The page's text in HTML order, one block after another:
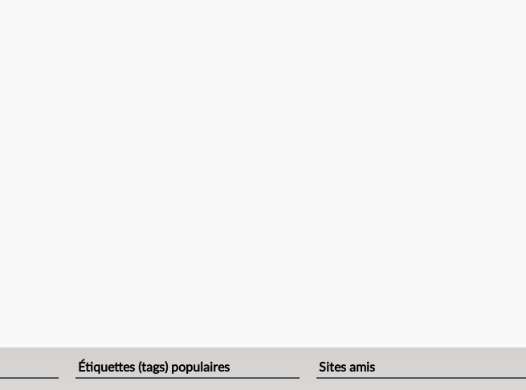
Étiquettes (tags) populaires Sites amis